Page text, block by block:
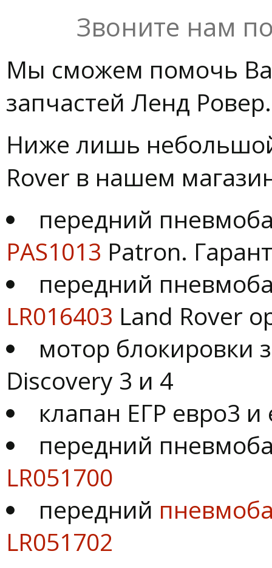
Звоните нам
Мы сможем помочь
запчастей Ленд Ровер.
Ниже лишь
Rover в нашем
передний
PAS1013 Patron.
передний
LR016403 Land Rover
мотор блокировки
Discovery 3 и 4
клапан ЕГР евро3 и
передний
LR051700
передний
LR051702